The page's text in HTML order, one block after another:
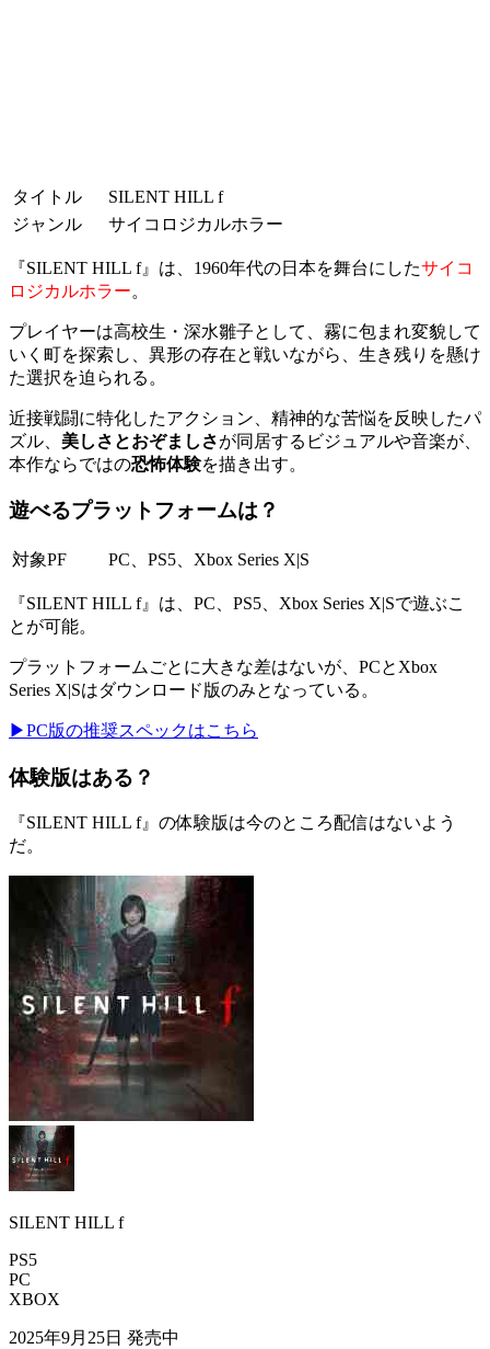
タイトル
SILENT HILL f
ジャンル
サイコロジカルホラー
『SILENT HILL f』は、1960年代の日本を舞台にしたサイコ
ロジカルホラー。
プレイヤーは高校生・深水雛子として、霧に包まれ変貌して
いく町を探索し、異形の存在と戦いながら、生き残りを懸け
た選択を迫られる。
近接戦闘に特化したアクション、精神的な苦悩を反映したパ
ズル、 美しさとおぞましさが同居するビジュアルや音楽が、
本作ならではの恐怖体験を描き出す。
遊べるプラットフォームは？
対象PF PC、PS5 、Xbox Series X|S
『SILENT HILL f』は、PC、PS5 、Xbox Series X|Sで遊ぶこ
とが可能。
プラットフォームごとに大きな差はないが、PCとXbox
Series X|Sはダウンロード版のみとなっている。
▶PC版の推奨スペックはこちら
体験版はある？
『SILENT HILL f』の体験版は今のところ配信はないよう
だ。
SILENT HILL f
PS5
PC
XBOX
2025年9月25日 発売中